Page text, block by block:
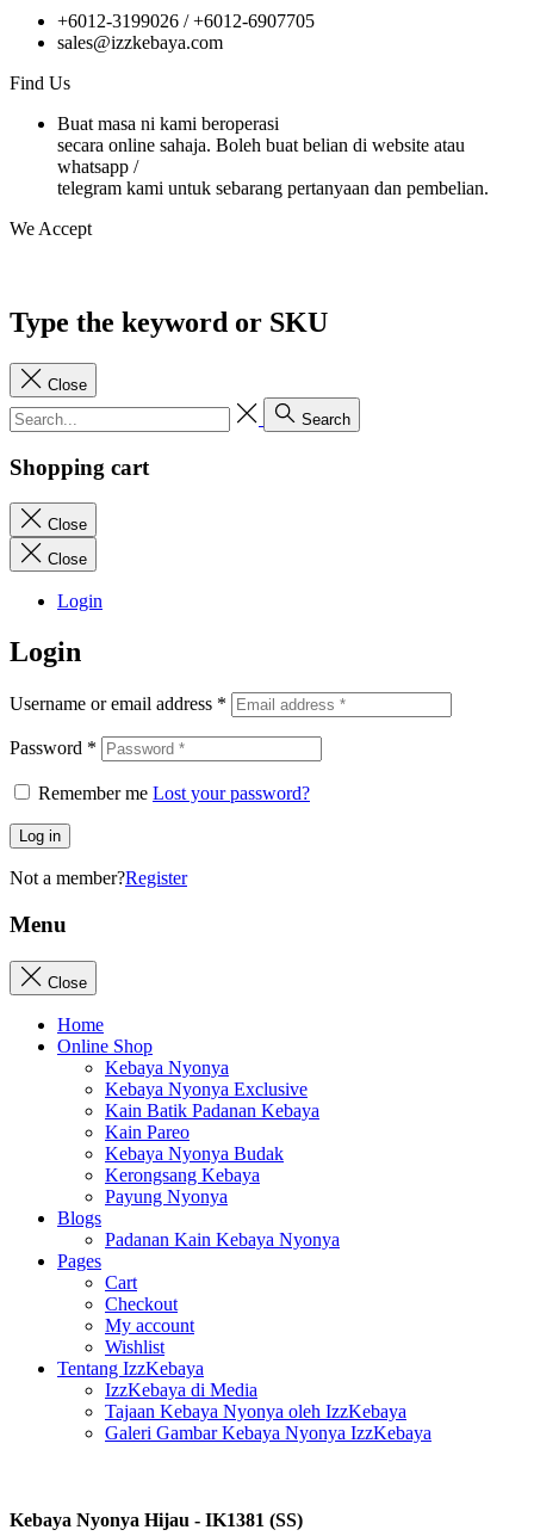
+6012-3199026 / +6012-6907705
sales@izzkebaya.com
Find Us
Buat masa ni kami beroperasi
secara online sahaja. Boleh buat belian di website atau
whatsapp /
telegram kami untuk sebarang pertanyaan dan pembelian.
We Accept
Type the keyword or SKU
Close
Search
Shopping cart
Close
Close
Login
Login
Username or email address *
Password *
Remember me Lost your password?
Log in
Not a member?Register
Menu
Close
Home
Online Shop
Kebaya Nyonya
Kebaya Nyonya Exclusive
Kain Batik Padanan Kebaya
Kain Pareo
Kebaya Nyonya Budak
Kerongsang Kebaya
Payung Nyonya
Blogs
Padanan Kain Kebaya Nyonya
Pages
Cart
Checkout
My account
Wishlist
Tentang IzzKebaya
IzzKebaya di Media
Tajaan Kebaya Nyonya oleh IzzKebaya
Galeri Gambar Kebaya Nyonya IzzKebaya
Kebaya Nyonya Hijau - IK1381 (SS)